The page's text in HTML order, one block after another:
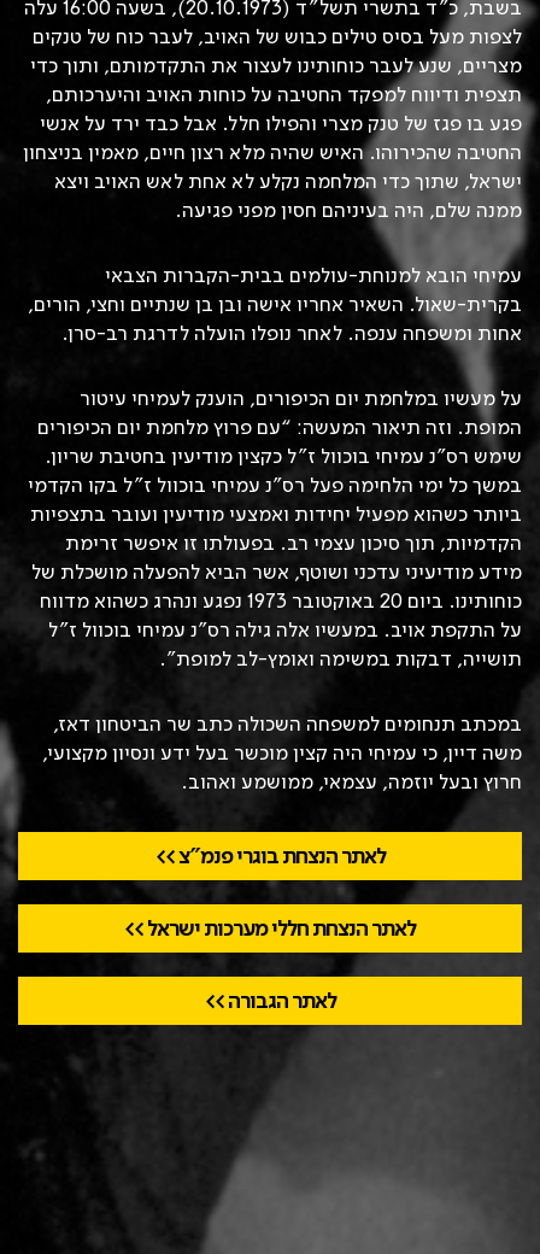
בשבת, כ”ד בתשרי תשל”ד (20.10.1973), בשעה 16:00 עלה
לצפות מעל בסיס טילים כבוש של האויב, לעבר כוח של טנקים
מצריים, שנע לעבר כוחותינו לעצור את התקדמותם, ותוך כדי
תצפית ודיווח למפקד החטיבה על כוחות האויב והיערכותם,
פגע בו פגז של טנק מצרי והפילו חלל. אבל כבד ירד על אנשי
החטיבה שהכירוהו. האיש שהיה מלא רצון חיים, מאמין בניצחון
ישראל, שתוך כדי המלחמה נקלע לא אחת לאש האויב ויצא
ממנה שלם, היה בעיניהם חסין מפני פגיעה.
עמיחי הובא למנוחת-עולמים בבית-הקברות הצבאי
בקרית-שאול. השאיר אחריו אישה ובן בן שנתיים וחצי, הורים,
אחות ומשפחה ענפה. לאחר נופלו הועלה לדרגת רב-סרן.
על מעשיו במלחמת יום הכיפורים, הוענק לעמיחי עיטור
המופת. וזה תיאור המעשה: “עם פרוץ מלחמת יום הכיפורים
שימש רס”נ עמיחי בוכוול ז”ל כקצין מודיעין בחטיבת שריון.
במשך כל ימי הלחימה פעל רס”נ עמיחי בוכוול ז”ל בקו הקדמי
ביותר כשהוא מפעיל יחידות ואמצעי מודיעין ועובר בתצפיות
הקדמיות, תוך סיכון עצמי רב. בפעולתו זו איפשר זרימת
מידע מודיעיני עדכני ושוטף, אשר הביא להפעלה מושכלת של
כוחותינו. ביום 20 באוקטובר 1973 נפגע ונהרג כשהוא מדווח
על התקפת אויב. במעשיו אלה גילה רס”נ עמיחי בוכוול ז”ל
תושייה, דבקות במשימה ואומץ-לב למופת”.
במכתב תנחומים למשפחה השכולה כתב שר הביטחון דאז,
משה דיין, כי עמיחי היה קצין מוכשר בעל ידע ונסיון מקצועי,
חרוץ ובעל יוזמה, עצמאי, ממושמע ואהוב.
לאתר הנצחת בוגרי פנמ"צ >>
לאתר הנצחת חללי מערכות ישראל >>
לאתר הגבורה >>